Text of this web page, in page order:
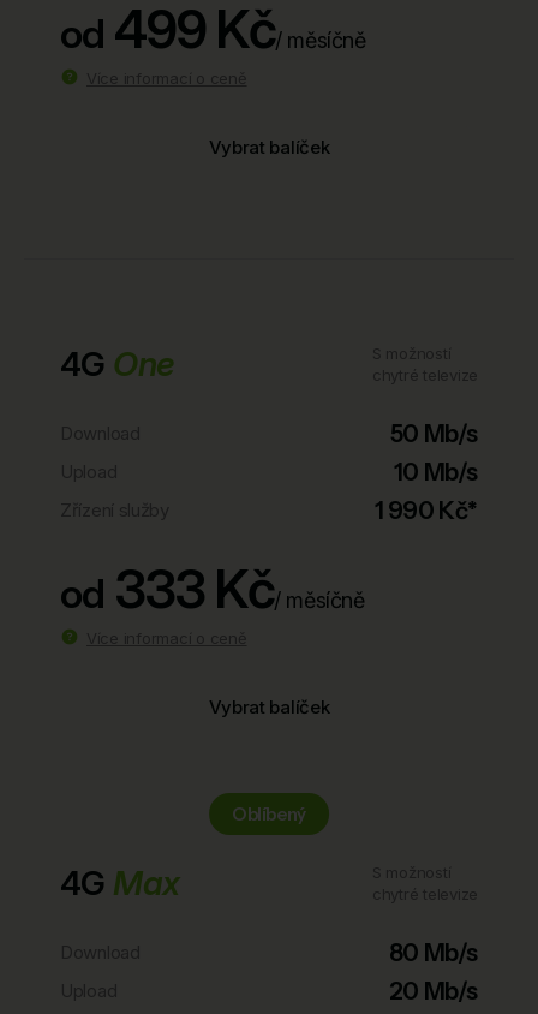
od 499 Kč/ měsíčně
Vybrat balíček
4G One
50 Mb/s
10 Mb/s
1 990 Kč*
od 333 Kč/ měsíčně
Vybrat balíček
Oblíbený
4G Max
80 Mb/s
20 Mb/s